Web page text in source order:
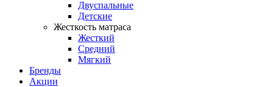
Двуспальные
Детские
Жесткость матраса
Жесткий
Средний
Мягкий
Бренды
Акции